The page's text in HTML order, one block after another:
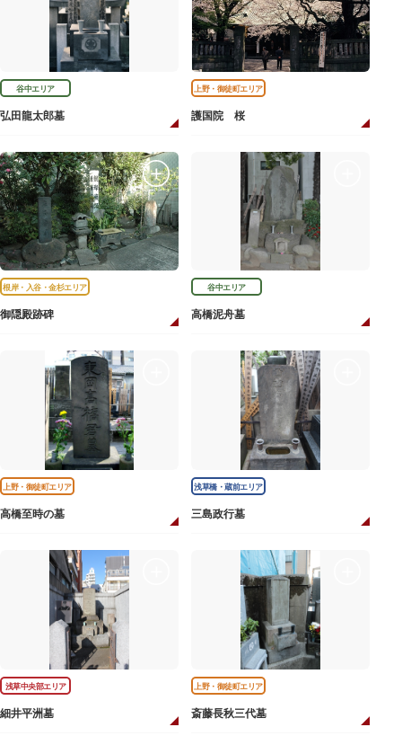
谷中エリア
弘田龍太郎墓
上野・御徒町エリア
護国院 桜
根岸・入谷・金杉エリア
御隠殿跡碑
谷中エリア
高橋泥舟墓
上野・御徒町エリア
高橋至時の墓
浅草橋・蔵前エリア
三島政行墓
浅草中央部エリア
細井平洲墓
上野・御徒町エリア
斎藤長秋三代墓